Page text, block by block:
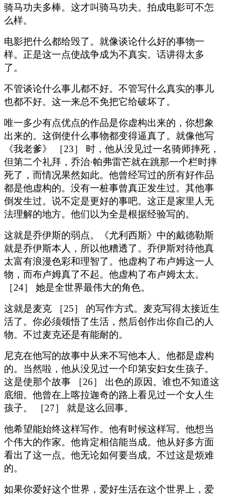
骑马功夫多棒。这才叫骑马功夫。拍成电影可不怎
么样。
电影把什么都给毁了。就像谈论什么好的事物一
样。正是这一点使战争成为不真实。话讲得太多
了。
不管谈论什么事儿都不好。不管写什么真实的事儿
也都不好。这一来总不免把它给破坏了。
唯一多少有点优点的作品是你虚构出来的，你想象
出来的。这倒使什么事物都变得逼真了。就像他写
《我老爹》 ［23］ 时，他从没见过一名骑师摔死，
但第二个礼拜，乔治·帕弗雷芒就在跳那一个栏时摔
死了，而情况果然如此。他曾经写过的所有好作品
都是他虚构的。没有一桩事曾真正发生过。其他事
倒发生过。说不定是更好的事吧。这正是家里人无
法理解的地方。他们以为全是根据经验写的。
这就是乔伊斯的弱点。《尤利西斯》中的戴德勒斯
就是乔伊斯本人，所以他糟透了。乔伊斯对待他真
太富有浪漫色彩和理智了。他虚构了布卢姆这一人
物，而布卢姆真了不起。他虚构了布卢姆太太。
［24］ 她是全世界最伟大的角色。
这就是麦克 ［25］ 的写作方式。麦克写得太接近生
活了。你必须领悟了生活，然后创作出你自己的人
物。不过麦克还是有能耐的。
尼克在他写的故事中从来不写他本人。他都是虚构
的。当然啦，他从没见过一个印第安妇女生孩子。
这是使那个故事 ［26］ 出色的原因。谁也不知道这
底细。他曾在上喀拉迦奇的路上看见过一个女人生
孩子。 ［27］ 就是这么回事。
他希望能始终这样写作。他有时候这样写。他想当
个伟大的作家。他肯定相信能当成。他从好多方面
看出了这一点。他无论如何要当成。不过这是烦难
的。
如果你爱好这个世界，爱好生活在这个世界上，爱